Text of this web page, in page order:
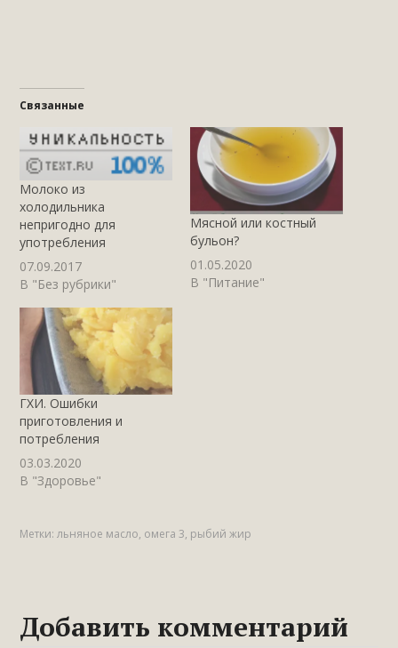
Связанные
Молоко из
холодильника
непригодно для
употребления
07.09.2017
В "Без рубрики"
Мясной или костный
бульон?
01.05.2020
В "Питание"
ГХИ. Ошибки
приготовления и
потребления
03.03.2020
В "Здоровье"
Метки:льняное масло, омега 3, рыбий жир
Добавить комментарий